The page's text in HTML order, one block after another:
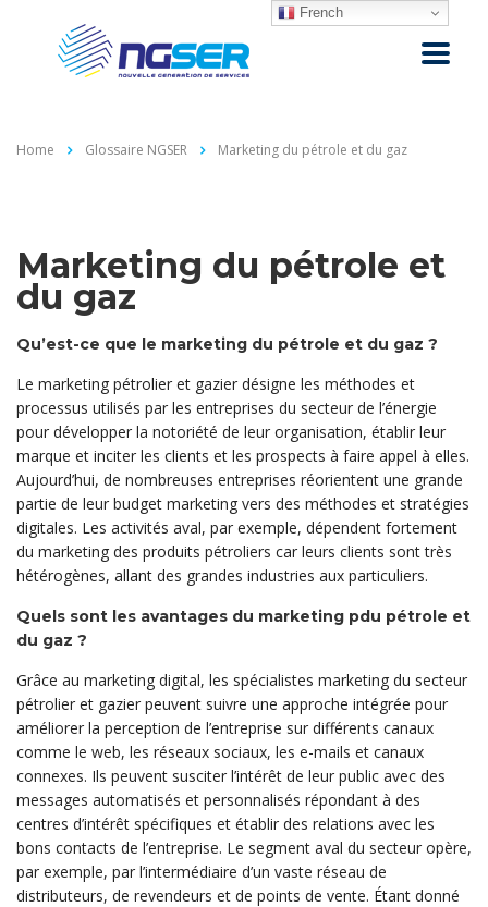
Home Glossaire NGSER Marketing du pétrole et du gaz
Marketing du pétrole et
du gaz
Qu’est-ce que le marketing du pétrole et du gaz ?
Le marketing pétrolier et gazier désigne les méthodes et
processus utilisés par les entreprises du secteur de l’énergie
pour développer la notoriété de leur organisation, établir leur
marque et inciter les clients et les prospects à faire appel à elles.
Aujourd’hui, de nombreuses entreprises réorientent une grande
partie de leur budget marketing vers des méthodes et stratégies
digitales. Les activités aval, par exemple, dépendent fortement
du marketing des produits pétroliers car leurs clients sont très
hétérogènes, allant des grandes industries aux particuliers.
Quels sont les avantages du marketing pdu pétrole et
du gaz ?
Grâce au marketing digital, les spécialistes marketing du secteur
pétrolier et gazier peuvent suivre une approche intégrée pour
améliorer la perception de l’entreprise sur différents canaux
comme le web, les réseaux sociaux, les e-mails et canaux
connexes. Ils peuvent susciter l’intérêt de leur public avec des
messages automatisés et personnalisés répondant à des
centres d’intérêt spécifiques et établir des relations avec les
bons contacts de l’entreprise. Le segment aval du secteur opère,
par exemple, par l’intermédiaire d’un vaste réseau de
distributeurs, de revendeurs et de points de vente. Étant donné
French